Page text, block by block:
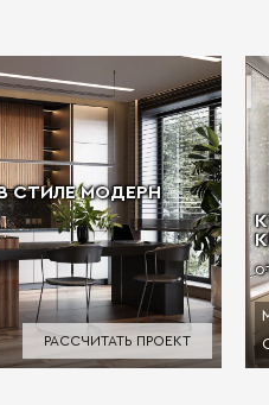
СТИЛЕ МОДЕРН
РАССЧИТАТЬ ПРОЕКТ